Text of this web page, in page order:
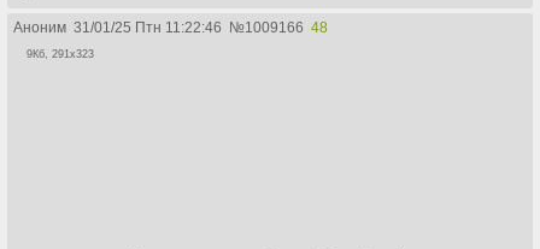
Аноним 31/01/25 Птн 11:22:46 №1009166 48
9Кб, 291x323